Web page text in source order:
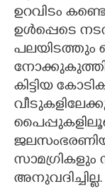
ഉറവിടം
ഉൾപ്പെടെ
കിട്ടിയ
സാമഗ്രികളും
അനുവദിച്ചില്ല.